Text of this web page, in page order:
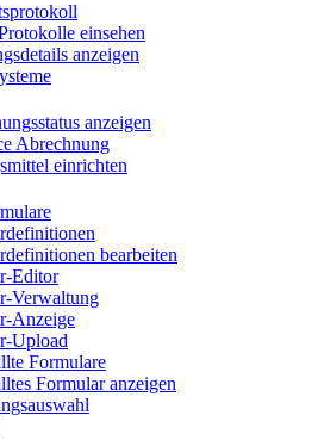
einsehen
anzeigen
anzeigen
Abrechnung
einrichten
bearbeiten
Editor
Verwaltung
Anzeige
Upload
Formulare
Formular anzeigen